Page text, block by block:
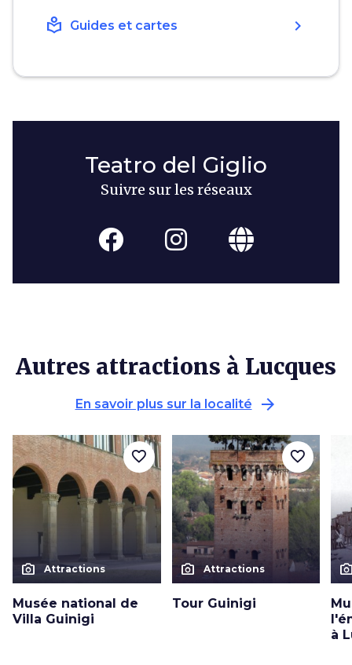
local_library Guides et cartes chevron_right
Teatro del Giglio
Suivre sur les réseaux
Autres attractions à Lucques
En savoir plus sur la localité arrow_forward
photo_camera Attractions
Musée national de
Villa Guinigi
favorite_border
photo_camera Attractions
Tour Guinigi
favorite_border
à